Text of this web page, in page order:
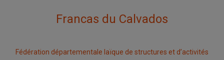
Francas du Calvados
Fédération départementale laïque de structures et d’activités